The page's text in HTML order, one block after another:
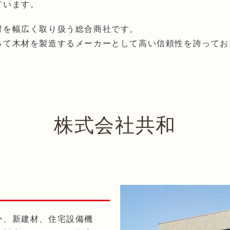
ます。
幅広く取り扱う総合商社です。
木材を製造するメーカーとして高い信頼性を誇って
株式会社共和
新建材、住宅設備機